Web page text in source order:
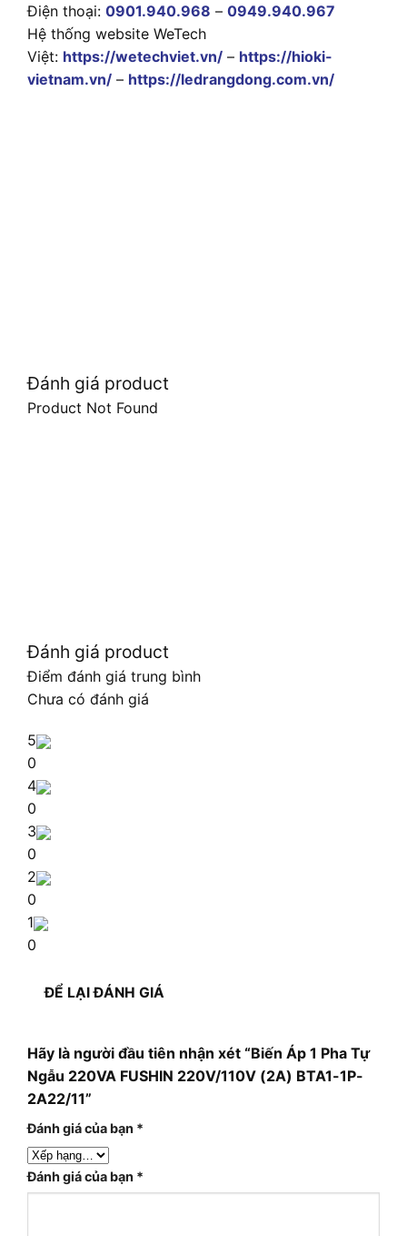
Điện thoại: 0901.940.968 – 0949.940.967
Hệ thống website WeTech
Việt: https://wetechviet.vn/ – https://hioki-
vietnam.vn/ – https://ledrangdong.com.vn/
Đánh giá product
Product Not Found
Đánh giá product
Điểm đánh giá trung bình
Chưa có đánh giá
5
0
4
0
3
0
2
0
1
0
ĐỂ LẠI ĐÁNH GIÁ
Hãy là người đầu tiên nhận xét “Biến Áp 1 Pha Tự
Ngẫu 220VA FUSHIN 220V/110V (2A) BTA1-1P-
2A22/11”
Đánh giá của bạn *
Đánh giá của bạn *